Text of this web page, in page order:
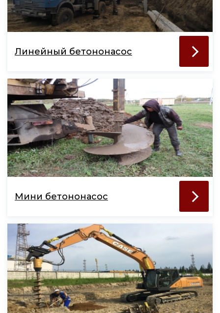
Линейный бетононасос
Мини бетононасос